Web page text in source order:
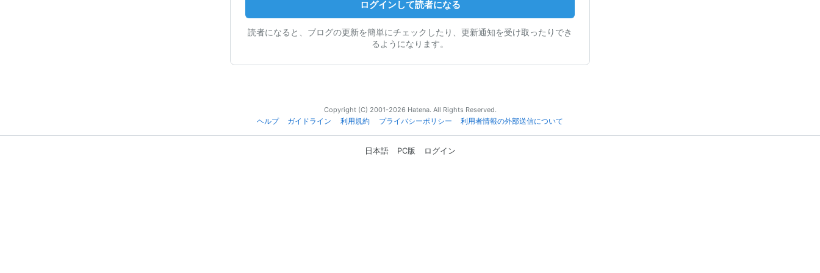
ログインして読者になる
読者になると、ブログの更新を簡単にチェックしたり、更新通知を受け取ったりでき
るようになります。
Copyright (C) 2001-2026 Hatena. All Rights Reserved.
ヘルプ
ガイドライン 利用規約 プライバシーポリシー 利用者情報の外部送信について
日本語 PC版 ログイン